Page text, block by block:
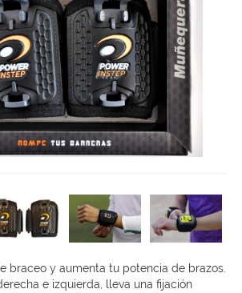
braceo y aumenta tu potencia de brazos.
e izquierda, lleva una fijación